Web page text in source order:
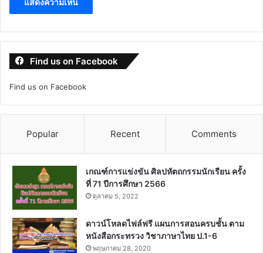
Find us on Facebook
Find us on Facebook
Popular Recent Comments
เกณฑ์การแข่งขัน ศิลปหัตถกรรมนักเรียน ครั้ง
ที่ 71 ปีการศึกษา 2566
ตุลาคม 5, 2022
ดาวน์โหลดไฟล์ฟรี แผนการสอนครบชั้น ตาม
หนังสือกระทรวง วิชาภาษาไทย ป.1-6
พฤษภาคม 28, 2020